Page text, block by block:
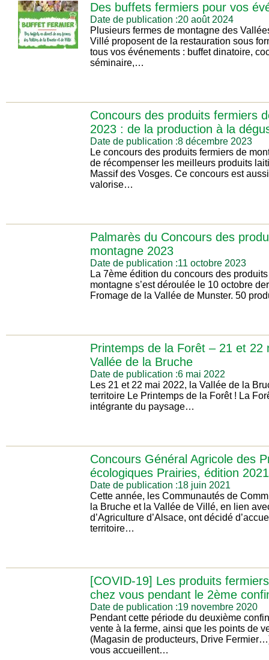
Des buffets fermiers pour vos
Date de publication :20 août 2024
Plusieurs fermes de montagne des
Villé proposent de la restauration sous
tous vos événements : buffet dinatoire,
séminaire,…
Concours des produits fermiers
2023 : de la production à la
Date de publication :8 décembre 2023
Le concours des produits fermiers de
de récompenser les meilleurs produits
Massif des Vosges. Ce concours est
valorise…
Palmarès du Concours des
montagne 2023
Date de publication :11 octobre 2023
La 7ème édition du concours des
montagne s’est déroulée le 10 octobre
Fromage de la Vallée de Munster. 50
Printemps de la Forêt – 21 et 22
Vallée de la Bruche
Date de publication :6 mai 2022
Les 21 et 22 mai 2022, la Vallée de la
territoire Le Printemps de la Forêt ! La
intégrante du paysage…
Concours Général Agricole des
écologiques Prairies, édition 2021
Date de publication :18 juin 2021
Cette année, les Communautés de
la Bruche et la Vallée de Villé, en lien
d’Agriculture d’Alsace, ont décidé
territoire…
[COVID-19] Les produits
chez vous pendant le 2ème
Date de publication :19 novembre 2020
Pendant cette période du deuxième
vente à la ferme, ainsi que les points de
(Magasin de producteurs, Drive
vous accueillent…